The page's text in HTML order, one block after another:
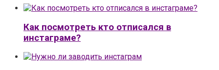
Как посмотреть кто отписался в
инстаграме?